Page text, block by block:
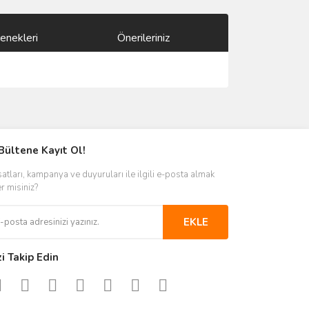
Önerileriniz
Kayıt Ol!
kampanya ve duyuruları ile ilgili e-posta almak
misiniz?
EKLE
Takip Edin